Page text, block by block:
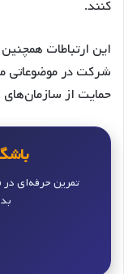
کنند.
این ارتباطات
شرکت در موضوعاتی
حمایت از سازمان‌های
تمرین حرفه‌ای در